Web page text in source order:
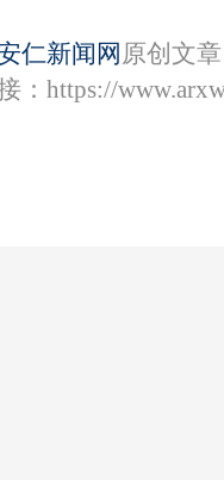
仁新闻网 原创文
： https://